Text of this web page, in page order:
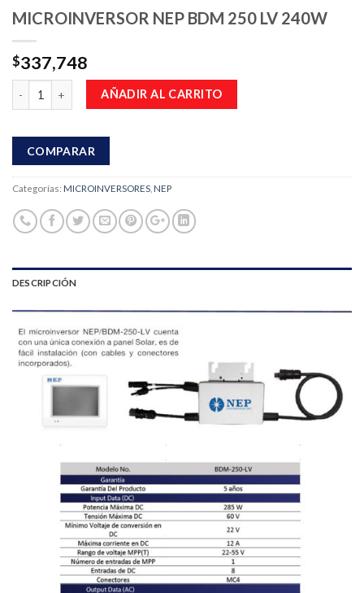
MICROINVERSOR NEP BDM 250 LV 240W
$337,748
Cantidad AÑADIR AL CARRITO
COMPARAR
Categorías: MICROINVERSORES NEP
DESCRIPCIÓN